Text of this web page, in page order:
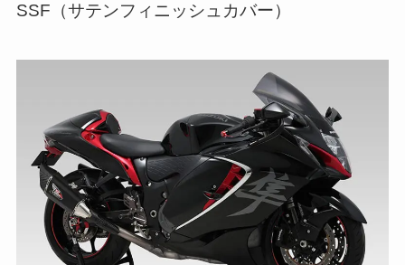
SSF（サテンフィニッシュカバー）